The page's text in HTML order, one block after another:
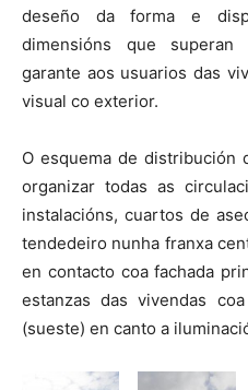
deseño da forma e
dimensións que superan
garante aos usuarios das
visual co exterior.
O esquema de distribución
organizar todas as
instalacións, cuartos de
tendedeiro nunha franxa
en contacto coa fachada
estanzas das vivendas
(sueste) en canto a